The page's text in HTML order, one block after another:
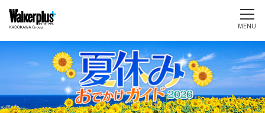
MENU